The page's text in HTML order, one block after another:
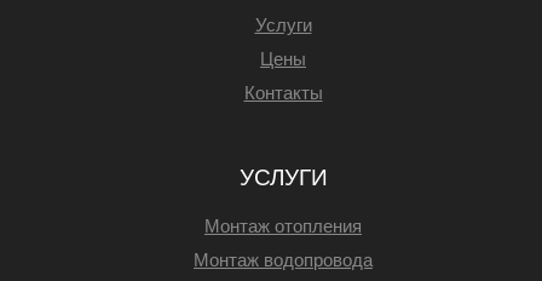
Услуги
Цены
Контакты
УСЛУГИ
Монтаж отопления
Монтаж водопровода